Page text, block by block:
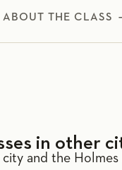
ABOUT THE CLASS
in other
and the Holmes